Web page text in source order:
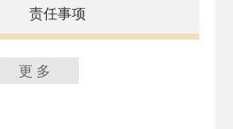
责任事项
更 多